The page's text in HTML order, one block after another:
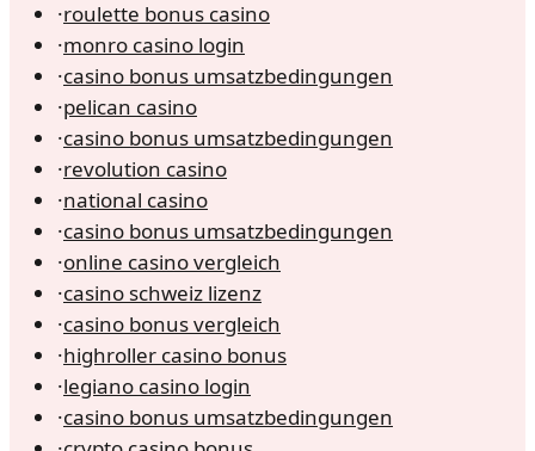
·roulette bonus casino
·monro casino login
·casino bonus umsatzbedingungen
·pelican casino
·casino bonus umsatzbedingungen
·revolution casino
·national casino
·casino bonus umsatzbedingungen
·online casino vergleich
·casino schweiz lizenz
·casino bonus vergleich
·highroller casino bonus
·legiano casino login
·casino bonus umsatzbedingungen